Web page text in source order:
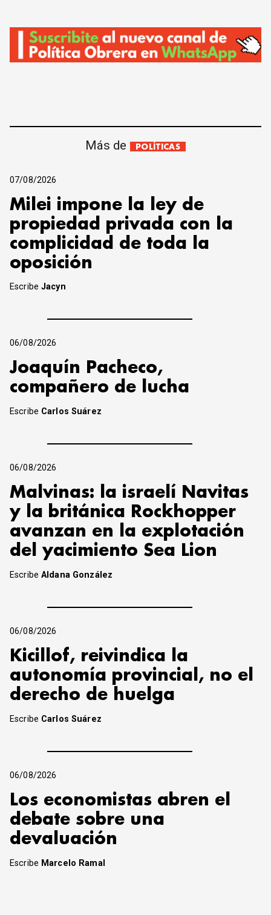
Más de POLÍTICAS
07/08/2026
Milei impone la ley de
propiedad privada con la
complicidad de toda la
oposición
EscribeJacyn
06/08/2026
Joaquín Pacheco,
compañero de lucha
Escribe Carlos Suárez
06/08/2026
Malvinas: la israelí Navitas
y la británica Rockhopper
avanzan en la explotación
del yacimiento Sea Lion
EscribeAldana González
06/08/2026
Kicillof, reivindica la
autonomía provincial, no el
derecho de huelga
Escribe Carlos Suárez
06/08/2026
Los economistas abren el
debate sobre una
devaluación
Escribe Marcelo Ramal